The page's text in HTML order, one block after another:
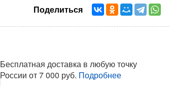
Поделиться
Бесплатная доставка в любую точку
Россииот 7 000 руб. Подробнее